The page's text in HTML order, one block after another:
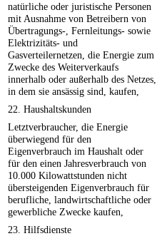
natürliche oder juristische Personen
mit Ausnahme von Betreibern von
Übertragungs-, Fernleitungs- sowie
Elektrizitäts- und
Gasverteilernetzen, die Energie zum
Zwecke des Weiterverkaufs
innerhalb oder außerhalb des Netzes,
in dem sie ansässig sind, kaufen,
22. Haushaltskunden
Letztverbraucher, die Energie
überwiegend für den
Eigenverbrauch im Haushalt oder
für den einen Jahresverbrauch von
10.000 Kilowattstunden nicht
übersteigenden Eigenverbrauch für
berufliche, landwirtschaftliche oder
gewerbliche Zwecke kaufen,
23. Hilfsdienste